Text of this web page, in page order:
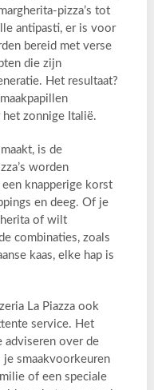
pizza’s tot
antipasti, er is voor
bereid met verse
die zijn
Het resultaat?
het zonnige Italië.
is de
worden
knapperige korst
en deeg. Of je
of wilt
combinaties, zoals
kaas, elke hap is
La Piazza ook
service. Het
adviseren over de
smaakvoorkeuren
of een speciale